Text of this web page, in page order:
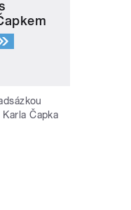
Čapka